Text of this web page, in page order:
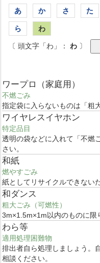
あ か さ た
ら わ
〔 頭文字「わ」： わ〕
ワープロ（家庭用）
不燃ごみ
指定袋に入らないものは「粗
ワイヤレスイヤホン
特定品目
透明の袋などに入れて「不燃
さい。
和紙
燃やすごみ
紙としてリサイクルできない
和ダンス
粗大ごみ（可燃性）
3m×1.5m×1m以内のものに限
わら等
適用処理困難物
排出者自ら処理しましょう。
相談ください。